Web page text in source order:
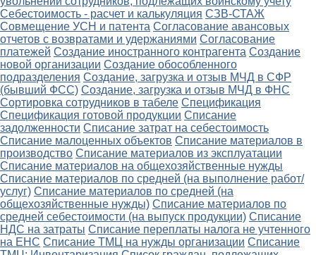
Себестоимость - расчет и калькуляция СЗВ-СТАЖ
Совмещение УСН и патента Согласование авансовых
отчетов с возвратами и удержаниями Согласование
платежей Создание иностранного контрагента Создание
новой организации Создание обособленного
подразделения Создание, загрузка и отзыв МЧД в СФР
(бывший ФСС) Создание, загрузка и отзыв МЧД в ФНС
Сортировка сотрудников в табеле Спецификация
Спецификация готовой продукции Списание
задолженности Списание затрат на себестоимость
Списание малоценных объектов Списание материалов в
производство Списание материалов из эксплуатации
Списание материалов на общехозяйственные нужды
Списание материалов по средней (на выполнение работ/
услуг) Списание материалов по средней (на
общехозяйственные нужды) Списание материалов по
средней себестоимости (на выпуск продукции) Списание
НДС на затраты Списание переплаты налога не учтенного
на ЕНС Списание ТМЦ на нужды организации Списание